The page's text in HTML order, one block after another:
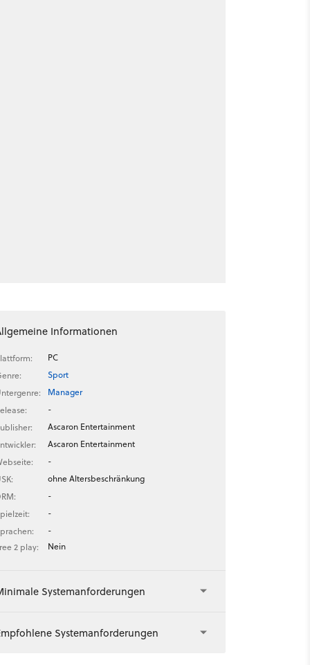
Informationen
PC
Sport
Manager
-
Ascaron Entertainment
Ascaron Entertainment
-
ohne Altersbeschränkung
-
-
-
2 play:
Nein
Systemanforderungen
Systemanforderungen